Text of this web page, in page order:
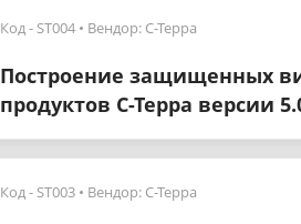
Код - ST004 Вендор: С-Терра
Построение защищенных
продуктов С-Терра версии
Код - ST003 Вендор: С-Терра